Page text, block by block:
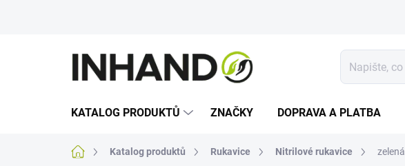
KATALOG PRODUKTŮ ZNAČKY DOPRAVA A PLATBA
Domů Katalog produktů Rukavice Nitrilové rukavice zelená